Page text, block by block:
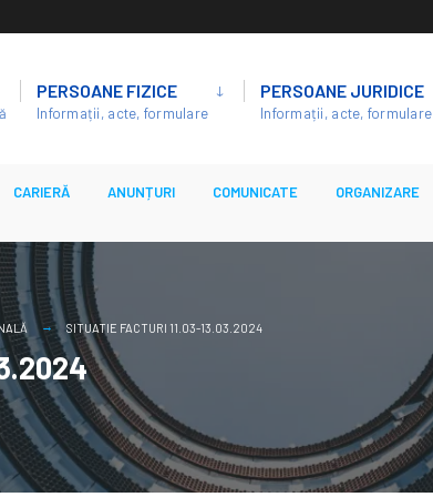
PERSOANE FIZICE
Informații, acte, formulare
PERSOANE JURIDICE
Informații, acte, formulare
CARIERĂ ANUNȚURI COMUNICATE ORGANIZARE
SITUATIE FACTURI 11.03-13.03.2024